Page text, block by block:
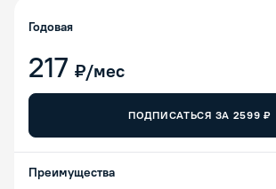
Годовая
217 ₽/мес
ПОДПИСАТЬСЯ ЗА 2599 ₽
Преимущества